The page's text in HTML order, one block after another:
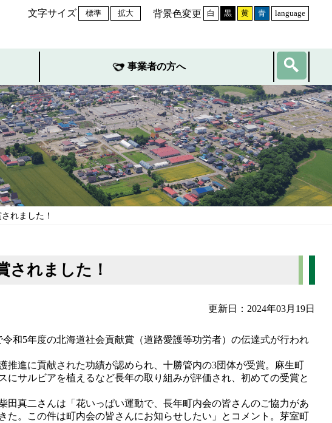
文字サイズ 標準 拡大 背景色変更 白 黒 黄 青 language
事業者の方へ
れました！
されました！
更新日：2024年03月19日
和5年度の北海道社会貢献賞（道路愛護等功労者）の伝達式が行われ
推進に貢献された功績が認められ、十勝管内の3団体が受賞。麻生町
にサルビアを植えるなど長年の取り組みが評価され、初めての受賞と
田真二さんは「花いっぱい運動で、長年町内会の皆さんのご協力があ
た。この件は町内会の皆さんにお知らせしたい」とコメント。芽室町